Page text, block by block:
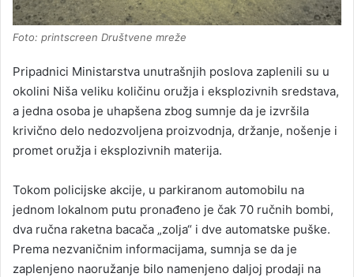
Foto: printscreen Društvene mreže
Pripadnici Ministarstva unutrašnjih poslova zaplenili su u
okolini Niša veliku količinu oružja i eksplozivnih sredstava,
a jedna osoba je uhapšena zbog sumnje da je izvršila
krivično delo nedozvoljena proizvodnja, držanje, nošenje i
promet oružja i eksplozivnih materija.
Tokom policijske akcije, u parkiranom automobilu na
jednom lokalnom putu pronađeno je čak 70 ručnih bombi,
dva ručna raketna bacača „zolja“ i dve automatske puške.
Prema nezvaničnim informacijama, sumnja se da je
zaplenjeno naoružanje bilo namenjeno daljoj prodaji na